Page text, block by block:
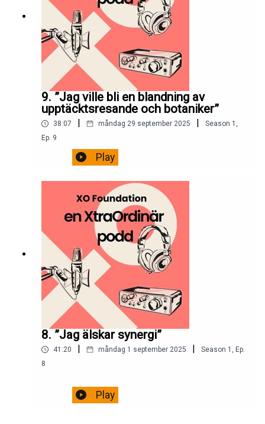
9. ”Jag ville bli en blandning av
upptäcktsresande och botaniker”
38:07 måndag 29 september 2025 Season 1 ,
Ep. 9
Play
8. ”Jag älskar synergi”
41:20 måndag 1 september 2025 Season 1 , Ep.
8
Play